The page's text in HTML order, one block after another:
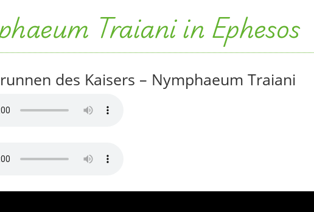
Traiani in Ephesos
des Kaisers – Nymphaeum Traiani